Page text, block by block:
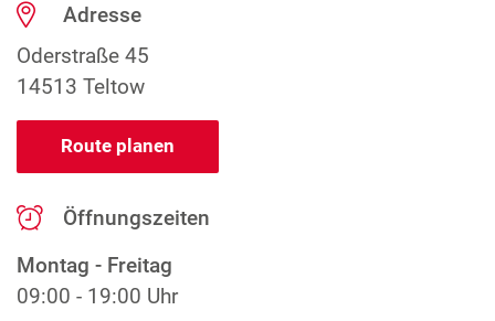
Adresse
Oderstraße 45
14513 Teltow
Route planen
Öffnungszeiten
Montag - Freitag
09:00 - 19:00 Uhr